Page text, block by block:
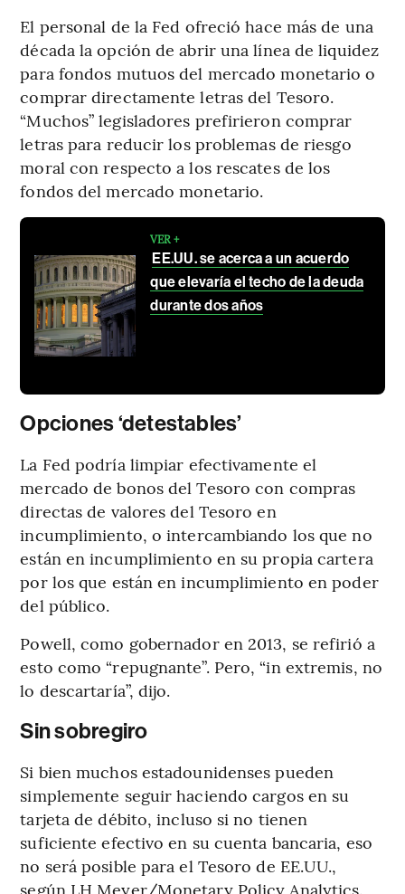
El personal de la Fed ofreció hace más de una
década la opción de abrir una línea de liquidez
para fondos mutuos del mercado monetario o
comprar directamente letras del Tesoro.
“Muchos” legisladores prefirieron comprar
letras para reducir los problemas de riesgo
moral con respecto a los rescates de los
fondos del mercado monetario.
VER +
EE.UU. se acerca a un acuerdo
que elevaría el techo de la deuda
durante dos años
Opciones ‘detestables’
La Fed podría limpiar efectivamente el
mercado de bonos del Tesoro con compras
directas de valores del Tesoro en
incumplimiento, o intercambiando los que no
están en incumplimiento en su propia cartera
por los que están en incumplimiento en poder
del público.
Powell, como gobernador en 2013, se refirió a
esto como “repugnante”. Pero, “in extremis, no
lo descartaría”, dijo.
Sin sobregiro
Si bien muchos estadounidenses pueden
simplemente seguir haciendo cargos en su
tarjeta de débito, incluso si no tienen
suficiente efectivo en su cuenta bancaria, eso
no será posible para el Tesoro de EE.UU.,
según LH Meyer/Monetary Policy Analytics.